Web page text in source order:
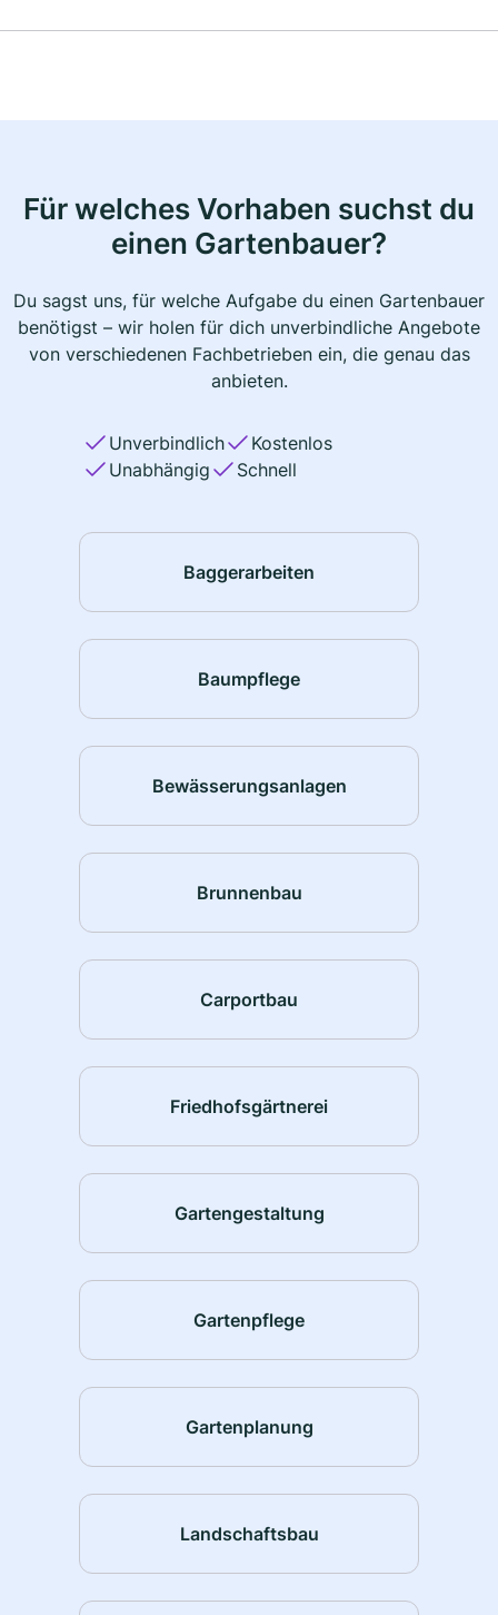
Für welches Vorhaben suchst du
einen Gartenbauer?
Du sagst uns, für welche Aufgabe du einen Gartenbauer
benötigst – wir holen für dich unverbindliche Angebote
von verschiedenen Fachbetrieben ein, die genau das
anbieten.
Unverbindlich
Kostenlos
Unabhängig
Schnell
Baggerarbeiten
Baumpflege
Bewässerungsanlagen
Brunnenbau
Carportbau
Friedhofsgärtnerei
Gartengestaltung
Gartenpflege
Gartenplanung
Landschaftsbau